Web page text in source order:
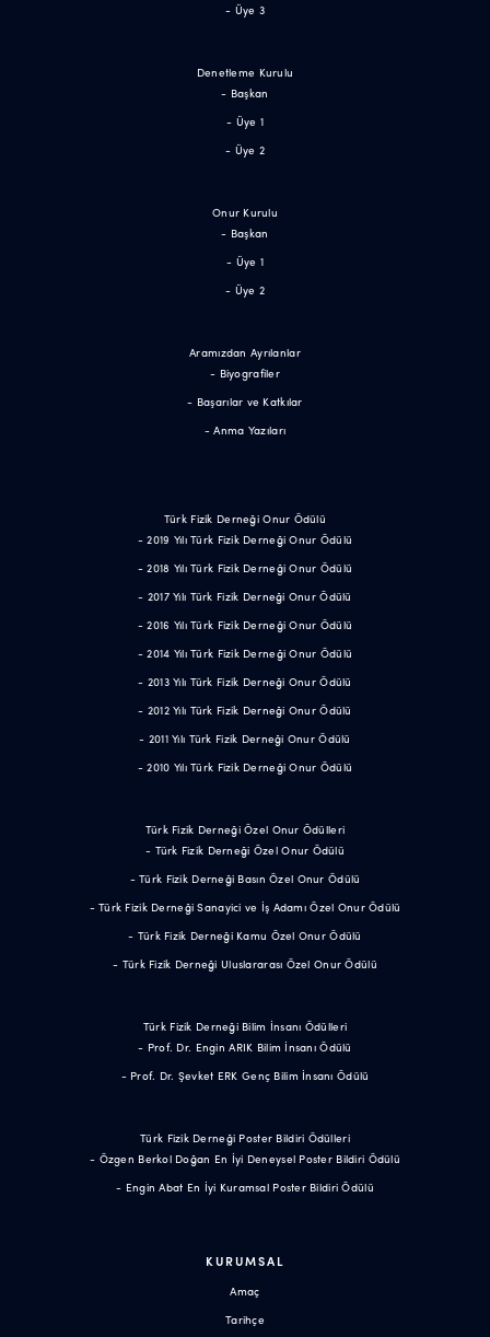
- Üye 3
Denetleme Kurulu
- Başkan
- Üye 1
- Üye 2
Onur Kurulu
- Başkan
- Üye 1
- Üye 2
Aramızdan Ayrılanlar
- Biyografiler
- Başarılar ve Katkılar
- Anma Yazıları
Türk Fizik Derneği Onur Ödülü
- 2019 Yılı Türk Fizik Derneği Onur Ödülü
- 2018 Yılı Türk Fizik Derneği Onur Ödülü
- 2017 Yılı Türk Fizik Derneği Onur Ödülü
- 2016 Yılı Türk Fizik Derneği Onur Ödülü
- 2014 Yılı Türk Fizik Derneği Onur Ödülü
- 2013 Yılı Türk Fizik Derneği Onur Ödülü
- 2012 Yılı Türk Fizik Derneği Onur Ödülü
- 2011 Yılı Türk Fizik Derneği Onur Ödülü
- 2010 Yılı Türk Fizik Derneği Onur Ödülü
Türk Fizik Derneği Özel Onur Ödülleri
- Türk Fizik Derneği Özel Onur Ödülü
- Türk Fizik Derneği Basın Özel Onur Ödülü
- Türk Fizik Derneği Sanayici ve İş Adamı Özel Onur Ödülü
- Türk Fizik Derneği Kamu Özel Onur Ödülü
- Türk Fizik Derneği Uluslararası Özel Onur Ödülü
Türk Fizik Derneği Bilim İnsanı Ödülleri
- Prof. Dr. Engin ARIK Bilim İnsanı Ödülü
- Prof. Dr. Şevket ERK Genç Bilim İnsanı Ödülü
Türk Fizik Derneği Poster Bildiri Ödülleri
- Özgen Berkol Doğan En İyi Deneysel Poster Bildiri Ödülü
- Engin Abat En İyi Kuramsal Poster Bildiri Ödülü
KURUMSAL
Amaç
Tarihçe